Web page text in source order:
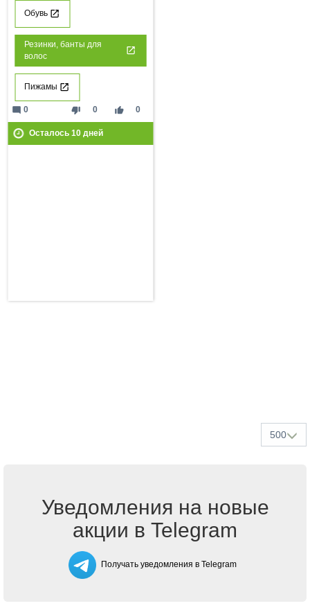
Обувь
Резинки, банты для
волос
Пижамы
thumb_down 0 thumb_up 0
mode_comment 0
Осталось 10дней
500
Уведомления на новые
акции в Telegram
Получать уведомления в Telegram